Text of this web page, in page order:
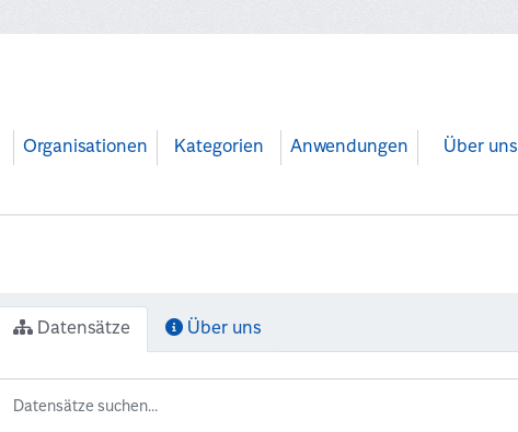
Organisationen Kategorien Anwendungen Über uns
Datensätze Über uns